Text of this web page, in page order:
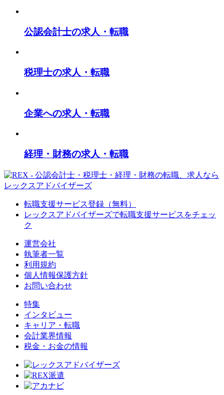
公認会計士の求人・転職
税理士の求人・転職
企業への求人・転職
経理・財務の求人・転職
転職支援サービス登録（無料）
レックスアドバイザーズで転職支援サービスをチェッ
ク
運営会社
執筆者一覧
利用規約
個人情報保護方針
お問い合わせ
特集
インタビュー
キャリア・転職
会計業界情報
税金・お金の情報